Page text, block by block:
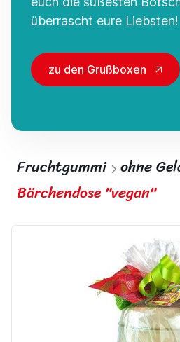
überrascht eure Liebsten!
zu den Grußboxen
Fruchtgummi ohne
Bärchendose "vegan"